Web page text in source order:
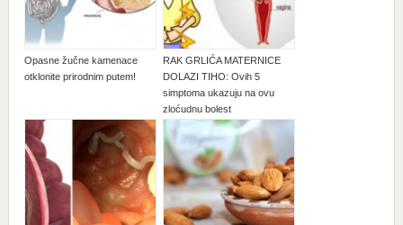
Opasne žučne kamenace
otklonite prirodnim putem!
RAK GRLIĆA MATERNICE
DOLAZI TIHO: Ovih 5
simptoma ukazuju na ovu
zloćudnu bolest